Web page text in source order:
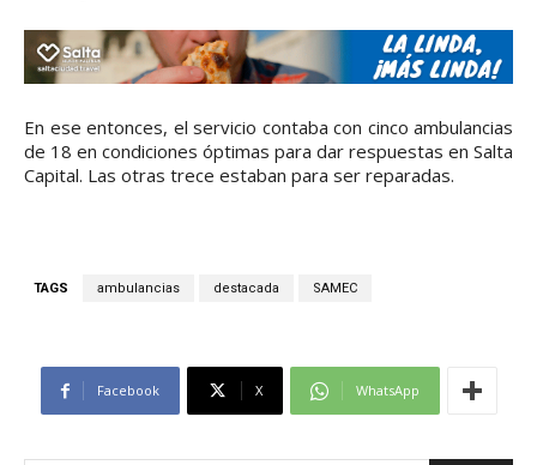
En ese entonces, el servicio contaba con cinco ambulancias
de 18 en condiciones óptimas para dar respuestas en Salta
Capital. Las otras trece estaban para ser reparadas.
TAGS ambulancias destacada SAMEC
Facebook X WhatsApp